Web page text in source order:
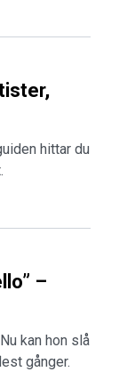
hittar du
–
kan hon slå
gånger.